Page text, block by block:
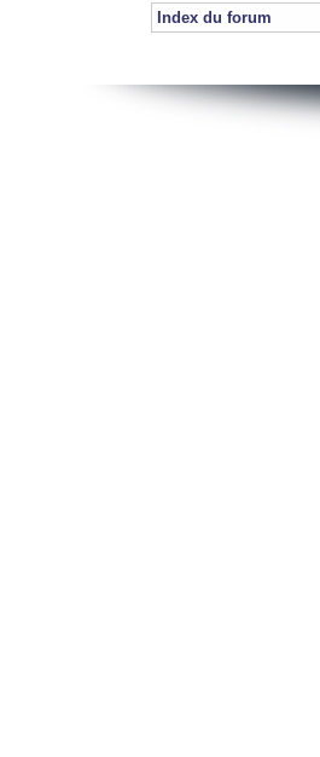
Index du forum